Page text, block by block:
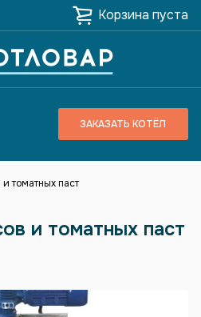
Корзина пуста
ЗАКАЗАТЬ КОТЁЛ
томатных паст
и томатных паст